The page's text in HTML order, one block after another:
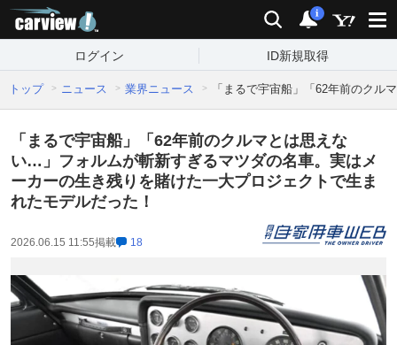
検索 通知
i
ログイン ID新規取得
トップ ニュース 業界ニュース 「まるで宇宙船」「62年前のク
「まるで宇宙船」「62年前のクルマとは思えな
い…」フォルムが斬新すぎるマツダの名車。実はメ
ーカーの生き残りを賭けた一大プロジェクトで生ま
れたモデルだった！
2026.06.15 11:55掲載 18